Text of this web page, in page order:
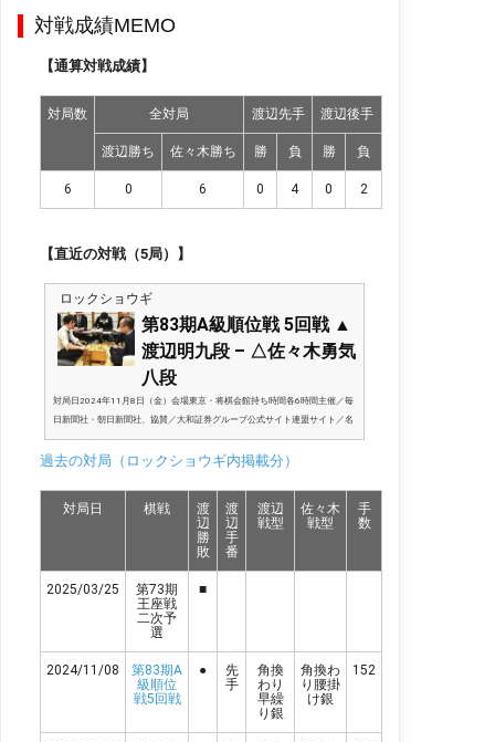
対戦成績MEMO
【通算対戦成績】
対局数 全対局 渡辺先手 渡辺後手
渡辺勝ち 佐々木勝ち 勝 負 勝 負
6 0 6 0 4 0 2
【直近の対戦（5局）】
ロックショウギ
第83期A級順位戦 5回戦 ▲
渡辺明九段 – △佐々木勇気
八段
対局日2024年11月8日（金）会場東京・将棋会館持ち時間各6時間主催／毎
日新聞社・朝日新聞社、協賛／大和証券グループ公式サイト連盟サイト／名
人戦・順位戦：日本将棋連盟名人戦速報（有料）／名人戦棋譜速報│将棋・
名人戦順位戦棋譜速報サイト応援掲示板（有料）／名人戦棋譜速報｜応援掲
ソフトは、2020年世界コンピュータ将棋オンライン大会で優勝した「水匠
過去の対局（ロックショウギ内掲載分）
対局日 棋戦
渡
辺
勝
敗
渡
辺
手
番
渡辺
戦型
佐々木
戦型
手
数
2025/03/25
第73期
王座戦
二次予
選
■
2024/11/08
第83期A
級順位
戦5回戦
●
先
手
角換
わり
早繰
り銀
角換わ
り腰掛
け銀
152